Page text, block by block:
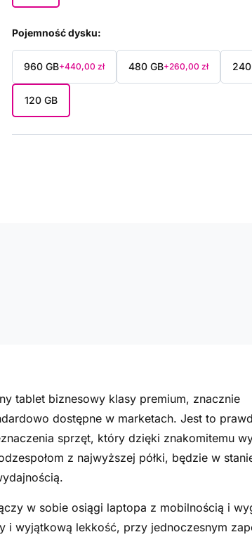
Pojemność dysku
960 GB+440,00 zł 480 GB+260,00 zł
120 GB
tablet biznesowy klasy premium, znacznie
dostępne w marketach. Jest to
sprzęt, który dzięki znakomitemu
z najwyższej półki, będzie w
w sobie osiągi laptopa z mobilnością i
i wyjątkową lekkość, przy jednoczesnym